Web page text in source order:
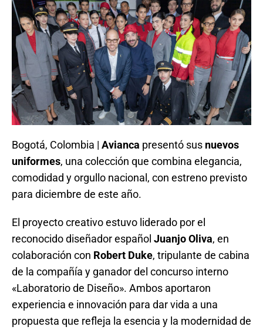
Bogotá, Colombia | Avianca presentó sus nuevos
uniformes, una colección que combina elegancia,
comodidad y orgullo nacional, con estreno previsto
para diciembre de este año.
El proyecto creativo estuvo liderado por el
reconocido diseñador español Juanjo Oliva, en
colaboración con Robert Duke, tripulante de cabina
de la compañía y ganador del concurso interno
«Laboratorio de Diseño». Ambos aportaron
experiencia e innovación para dar vida a una
propuesta que refleja la esencia y la modernidad de